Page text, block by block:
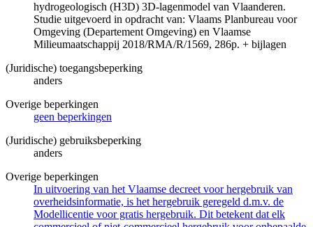
hydrogeologisch (H3D) 3D-lagenmodel van Vlaanderen.
Studie uitgevoerd in opdracht van: Vlaams Planbureau voor
Omgeving (Departement Omgeving) en Vlaamse
Milieumaatschappij 2018/RMA/R/1569, 286p. + bijlagen
(Juridische) toegangsbeperking
anders
Overige beperkingen
geen beperkingen
(Juridische) gebruiksbeperking
anders
Overige beperkingen
In uitvoering van het Vlaamse decreet voor hergebruik van
overheidsinformatie, is het hergebruik geregeld d.m.v. de
Modellicentie voor gratis hergebruik. Dit betekent dat elk